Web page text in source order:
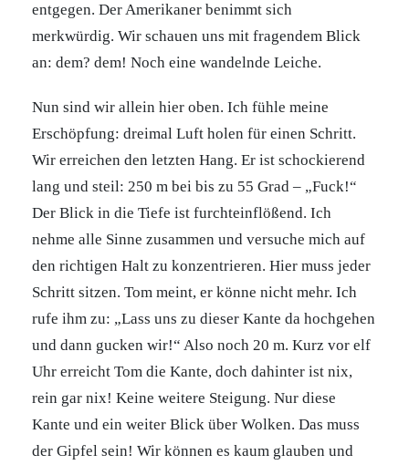
entgegen. Der Amerikaner benimmt sich
merkwürdig. Wir schauen uns mit fragendem Blick
an: dem? dem! Noch eine wandelnde Leiche.
Nun sind wir allein hier oben. Ich fühle meine
Erschöpfung: dreimal Luft holen für einen Schritt.
Wir erreichen den letzten Hang. Er ist schockierend
lang und steil: 250 m bei bis zu 55 Grad – „Fuck!“
Der Blick in die Tiefe ist furchteinflößend. Ich
nehme alle Sinne zusammen und versuche mich auf
den richtigen Halt zu konzentrieren. Hier muss jeder
Schritt sitzen. Tom meint, er könne nicht mehr. Ich
rufe ihm zu: „Lass uns zu dieser Kante da hochgehen
und dann gucken wir!“ Also noch 20 m. Kurz vor elf
Uhr erreicht Tom die Kante, doch dahinter ist nix,
rein gar nix! Keine weitere Steigung. Nur diese
Kante und ein weiter Blick über Wolken. Das muss
der Gipfel sein! Wir können es kaum glauben und